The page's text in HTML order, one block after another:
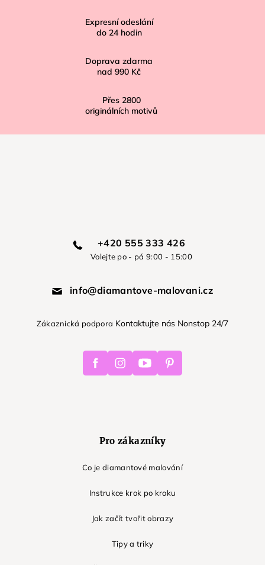
Expresní odeslání
do 24 hodin
Doprava zdarma
nad 990 Kč
Přes 2800
originálních motivů
+420 555 333 426
Volejte po - pá 9:00 - 15:00
info@diamantove-malovani.cz
Zákaznická podpora Kontaktujte nás Nonstop 24/7
FacebookInstagramYoutube Pinterest
Pro zákazníky
Co je diamantové malování
Instrukce krok po kroku
Jak začít tvořit obrazy
Tipy a triky